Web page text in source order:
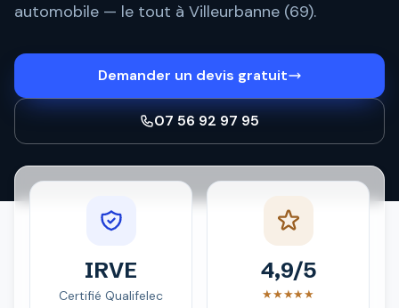
automobile — le tout à Villeurbanne (69).
Demander un devis gratuit
07 56 92 97 95
IRVE
Certifié Qualifelec
4,9/5
★★★★★